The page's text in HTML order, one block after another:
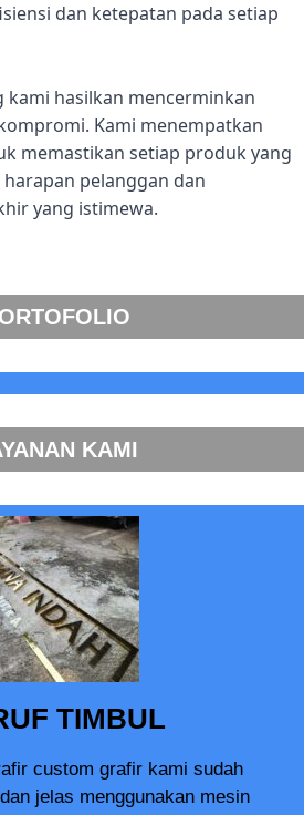
dan ketepatan pada setiap
kami hasilkan mencerminkan
Kami menempatkan
memastikan setiap produk yang
pelanggan dan
yang istimewa.
KAMI
TIMBUL
custom grafir kami sudah
jelas menggunakan mesin